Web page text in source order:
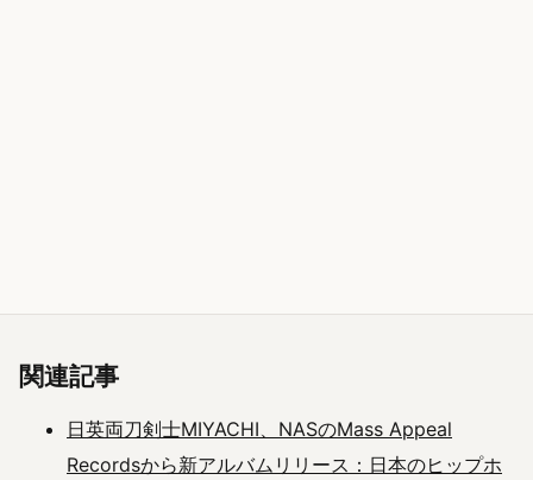
関連記事
日英両刀剣士MIYACHI、NASのMass Appeal
Recordsから新アルバムリリース：日本のヒップホ